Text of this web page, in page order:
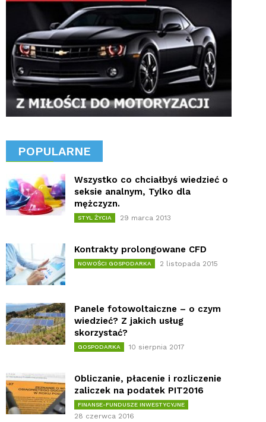
POPULARNE
Wszystko co chciałbyś wiedzieć o
seksie analnym, Tylko dla
mężczyzn.
STYL ŻYCIA 29 marca 2013
Kontrakty prolongowane CFD
NOWOŚCI GOSPODARKA 2 listopada 2015
Panele fotowoltaiczne – o czym
wiedzieć? Z jakich usług
skorzystać?
GOSPODARKA 10 sierpnia 2017
Obliczanie, płacenie i rozliczenie
zaliczek na podatek PIT2016
FINANSE-FUNDUSZE INWESTYCYJNE
28 czerwca 2016